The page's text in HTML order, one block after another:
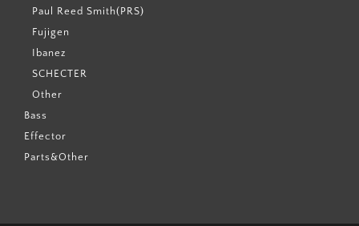
Paul Reed Smith(PRS)
Fujigen
Ibanez
SCHECTER
Other
Bass
Effector
Parts&Other